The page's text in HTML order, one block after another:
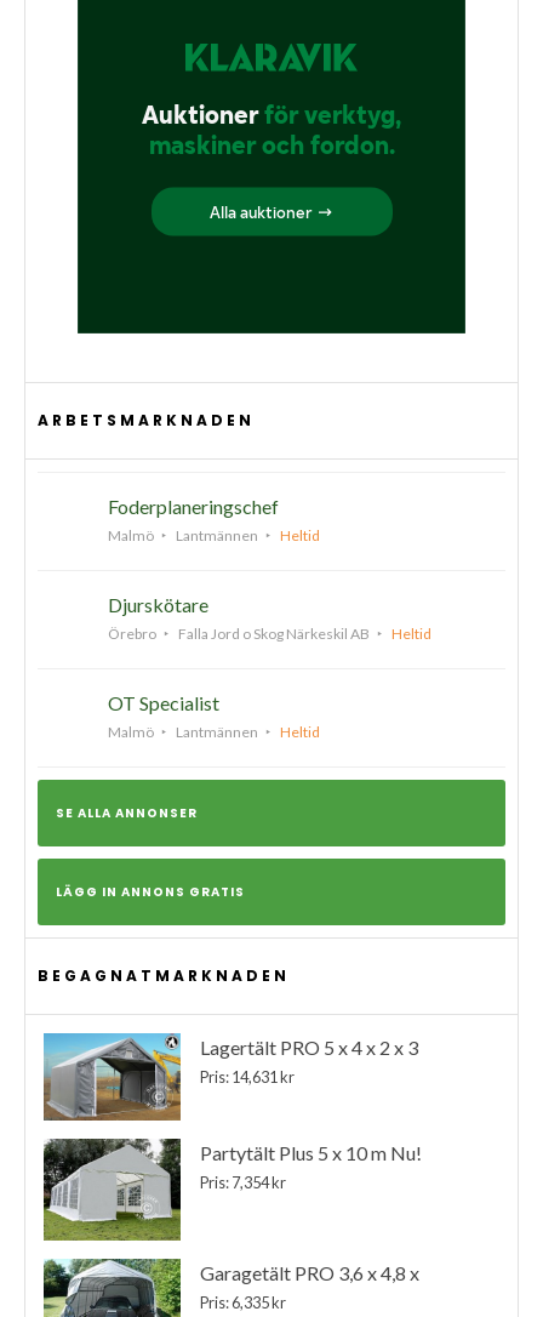
ARBETSMARKNADEN
Foderplaneringschef
Malmö Lantmännen Heltid
Djurskötare
Örebro Falla Jord o Skog Närkeskil AB Heltid
OT Specialist
Malmö Lantmännen Heltid
SE ALLA ANNONSER
LÄGG IN ANNONS GRATIS
BEGAGNATMARKNADEN
Lagertält PRO 5 x 4 x 2 x 3
Pris: 14,631 kr
Partytält Plus 5 x 10 m Nu!
Pris: 7,354 kr
Garagetält PRO 3,6 x 4,8 x
Pris: 6,335 kr